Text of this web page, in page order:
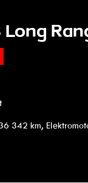
342 km,